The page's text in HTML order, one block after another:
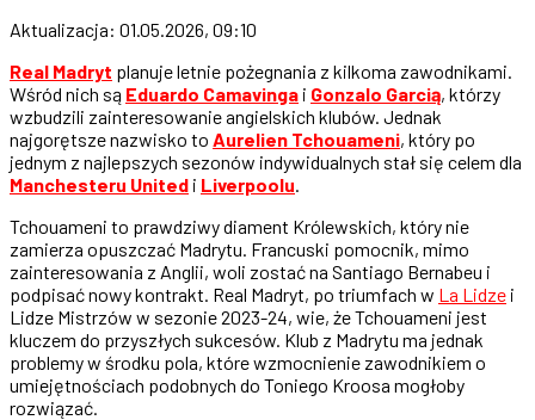
Aktualizacja: 01.05.2026, 09:10
Real Madryt planuje letnie pożegnania z kilkoma zawodnikami.
Wśród nich są Eduardo Camavinga i Gonzalo Garcią, którzy
wzbudzili zainteresowanie angielskich klubów. Jednak
najgorętsze nazwisko to Aurelien Tchouameni, który po
jednym z najlepszych sezonów indywidualnych stał się celem dla
Manchesteru United i Liverpoolu.
Tchouameni to prawdziwy diament Królewskich, który nie
zamierza opuszczać Madrytu. Francuski pomocnik, mimo
zainteresowania z Anglii, woli zostać na Santiago Bernabeu i
podpisać nowy kontrakt. Real Madryt, po triumfach w La Lidze i
Lidze Mistrzów w sezonie 2023-24, wie, że Tchouameni jest
kluczem do przyszłych sukcesów. Klub z Madrytu ma jednak
problemy w środku pola, które wzmocnienie zawodnikiem o
umiejętnościach podobnych do Toniego Kroosa mogłoby
rozwiązać.